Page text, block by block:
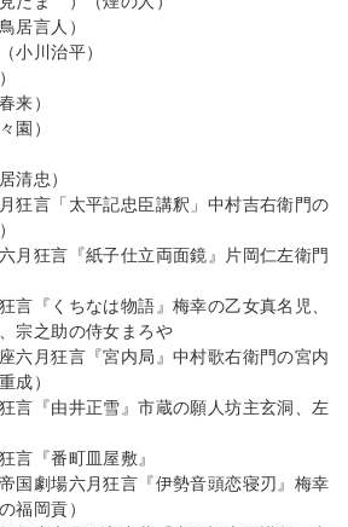
居言人）
小川治平）
来）
園）
清忠）
狂言「太平記忠臣講釈」中村吉右衛門の
月狂言『紙子仕立両面鏡』片岡仁左衛門
言『くちなは物語』梅幸の乙女真名児、
宗之助の侍女まろや
六月狂言『宮内局』中村歌右衛門の宮内
成）
言『由井正雪』市蔵の願人坊主玄洞、左
言『番町皿屋敷』
国劇場六月狂言『伊勢音頭恋寝刃』梅幸
福岡貢）